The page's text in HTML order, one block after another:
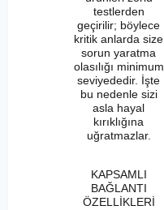
testlerden
geçirilir; böylece
kritik anlarda size
sorun yaratma
olasılığı minimum
seviyededir. İşte
bu nedenle sizi
asla hayal
kırıklığına
uğratmazlar.
KAPSAMLI
BAĞLANTI
ÖZELLİKLERİ